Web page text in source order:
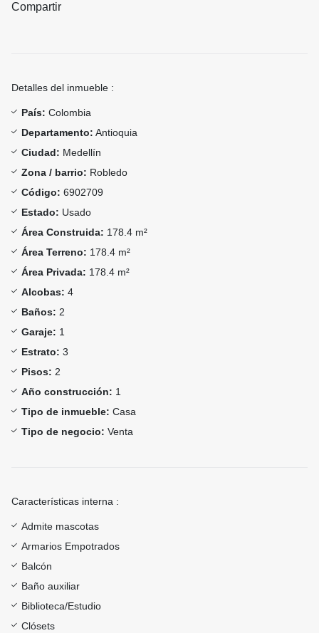
Compartir
Detalles del inmueble :
País: Colombia
Departamento: Antioquia
Ciudad: Medellín
Zona / barrio: Robledo
Código: 6902709
Estado: Usado
Área Construida: 178.4 m²
Área Terreno: 178.4 m²
Área Privada: 178.4 m²
Alcobas: 4
Baños: 2
Garaje: 1
Estrato: 3
Pisos: 2
Año construcción: 1
Tipo de inmueble: Casa
Tipo de negocio: Venta
Características interna :
Admite mascotas
Armarios Empotrados
Balcón
Baño auxiliar
Biblioteca/Estudio
Clósets